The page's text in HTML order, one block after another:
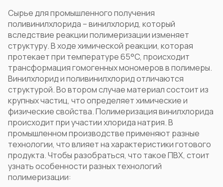
Сырье для промышленного получения
поливинилхлорида – винилхлорид, который
вследствие реакции полимеризации изменяет
структуру. В ходе химической реакции, которая
протекает при температуре 65°C, происходит
трансформация гомогенных мономеров в полимеры.
Винилхлорид и поливинилхлорид отличаются
структурой. Во втором случае материал состоит из
крупных частиц, что определяет химические и
физические свойства. Полимеризация винилхлорида
происходит при участии хлорида натрия. В
промышленном производстве применяют разные
технологии, что влияет на характеристики готового
продукта. Чтобы разобраться, что такое ПВХ, стоит
узнать особенности разных технологий
полимеризации: